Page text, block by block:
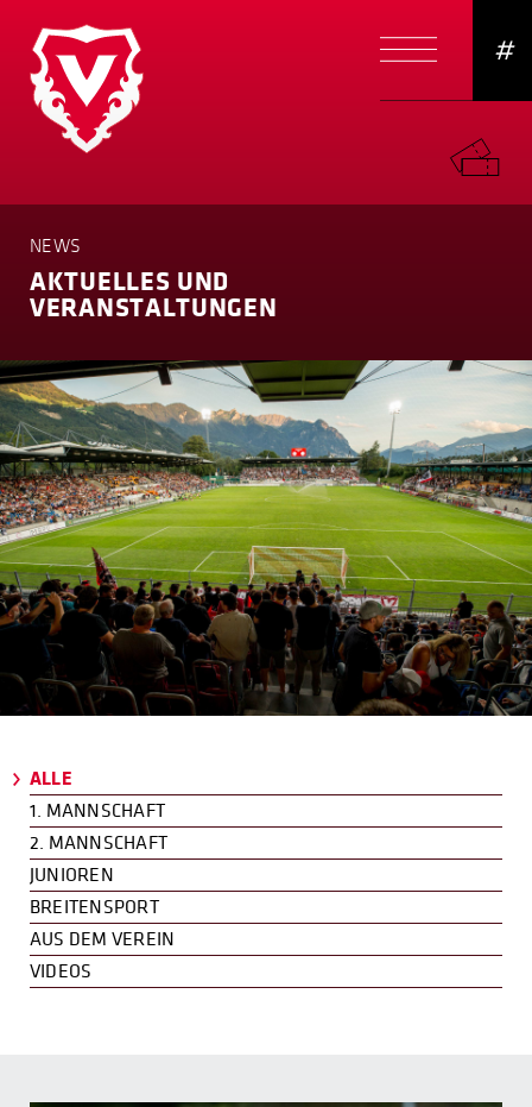
#
NEWS
AKTUELLES UND
VERANSTAL­TUNGEN
ALLE
1. MANNSCHAFT
2. MANNSCHAFT
JUNIOREN
BREITENSPORT
AUS DEM VEREIN
VIDEOS